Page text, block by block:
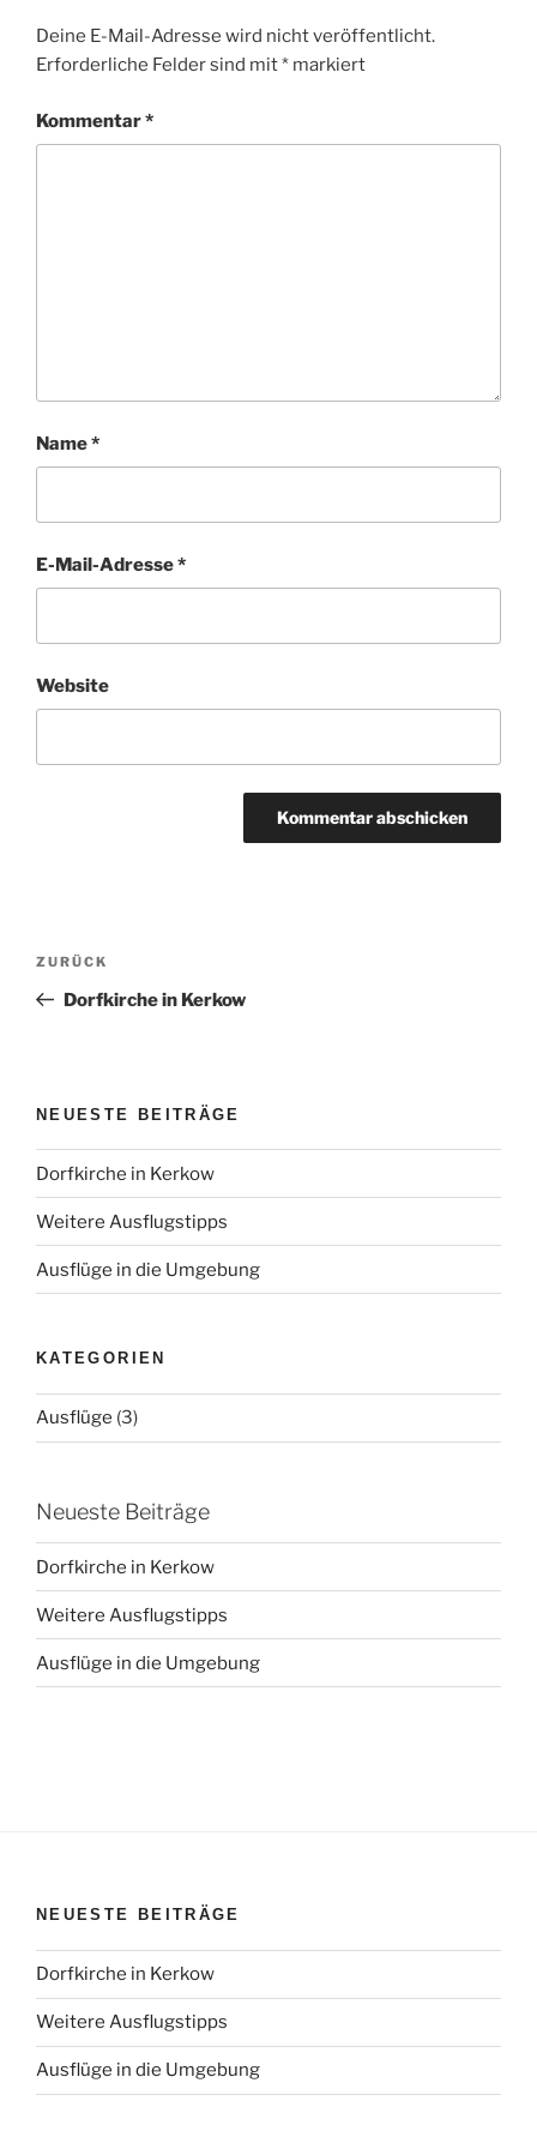
Deine E-Mail-Adresse wird nicht veröffentlicht.
Erforderliche Felder sind mit* markiert
Kommentar*
Name*
E-Mail-Adresse*
Website
Beitragsnavigation
Vorheriger
Beitrag
ZURÜCK
Dorfkirche in Kerkow
NEUESTE BEITRÄGE
Dorfkirche in Kerkow
Weitere Ausflugstipps
Ausflüge in die Umgebung
KATEGORIEN
Ausflüge (3)
Neueste Beiträge
Dorfkirche in Kerkow
Weitere Ausflugstipps
Ausflüge in die Umgebung
NEUESTE BEITRÄGE
Dorfkirche in Kerkow
Weitere Ausflugstipps
Ausflüge in die Umgebung